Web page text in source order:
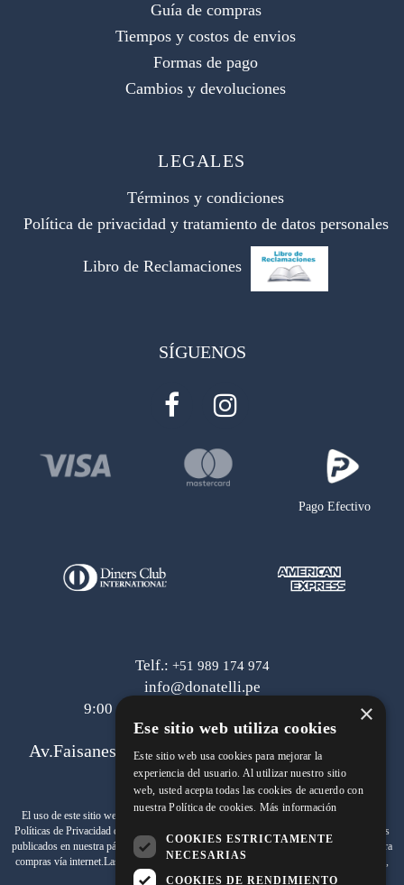
Guía de compras
Tiempos y costos de envios
Formas de pago
Cambios y devoluciones
LEGALES
Términos y condiciones
Política de privacidad y tratamiento de datos personales
Libro de Reclamaciones
SÍGUENOS
Pago Efectivo
Telf.: +51 989 174 974
info@donatelli.pe
9:00 am a 6:00 pm de lunes a viernes
Av.Faisanes 420 , Urb. La Campiña , Chorrillos
El uso de este sitio web implica la aceptación de los Términos y Condiciones
Políticas de Privacidad de SAMITEX S.A. Las fotos son a modo ilustrativo.Los precios
publicados en nuestra página web
www.johnholden.comson válidos exclusivamente para
compras vía internet.Las promociones son válidas el día de hoy, stock mínimo 1 unidad,
promociones no acumulables.
×
Ese sitio web utiliza cookies
Este sitio web usa cookies para mejorar la
experiencia del usuario. Al utilizar nuestro sitio
web, usted acepta todas las cookies de acuerdo con
nuestra Política de cookies. Más información
COOKIES ESTRICTAMENTE
NECESARIAS
COOKIES DE RENDIMIENTO